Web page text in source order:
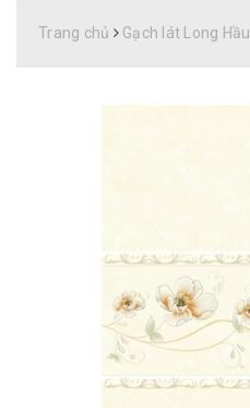
Trang chủ Gạch lát Long Hầu